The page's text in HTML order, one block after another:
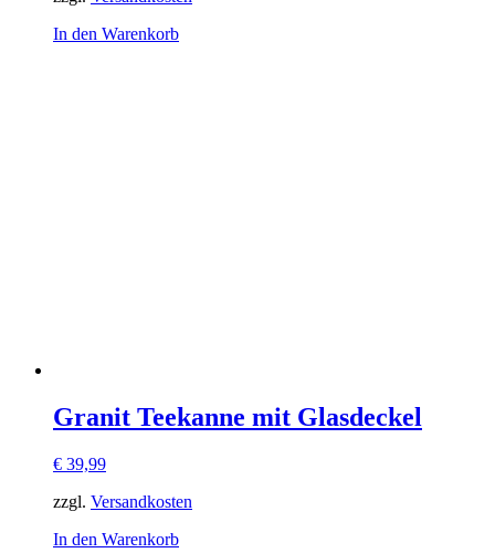
In den Warenkorb
Granit Teekanne mit Glasdeckel
€ 39,99
zzgl. Versandkosten
In den Warenkorb